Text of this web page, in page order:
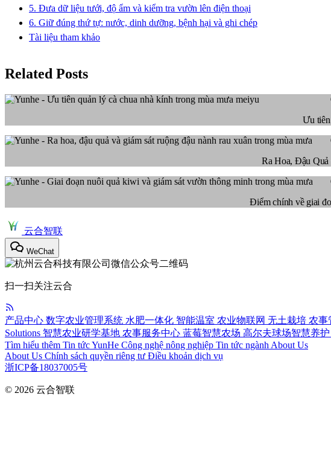
5. Đưa dữ liệu tưới, độ ẩm và kiểm tra vườn lên điện thoại
6. Giữ đúng thứ tự: nước, dinh dưỡng, bệnh hại và ghi chép
Tài liệu tham khảo
Related Posts
Ưu
Ra Hoa, Đậu
Điểm chính về giai
云合智联
WeChat
扫一扫关注云合
产品中心 数字农业管理系统 水肥一体化 智能温室 农业物联网 无土栽培 农事
Solutions 智慧农业研学基地 农事服务中心 蓝莓智慧农场 高尔夫球场智慧养护
Tìm hiểu thêm Tin tức YunHe Công nghệ nông nghiệp Tin tức ngành About Us
About Us Chính sách quyền riêng tư Điều khoản dịch vụ
浙ICP备18037005号
© 2026 云合智联